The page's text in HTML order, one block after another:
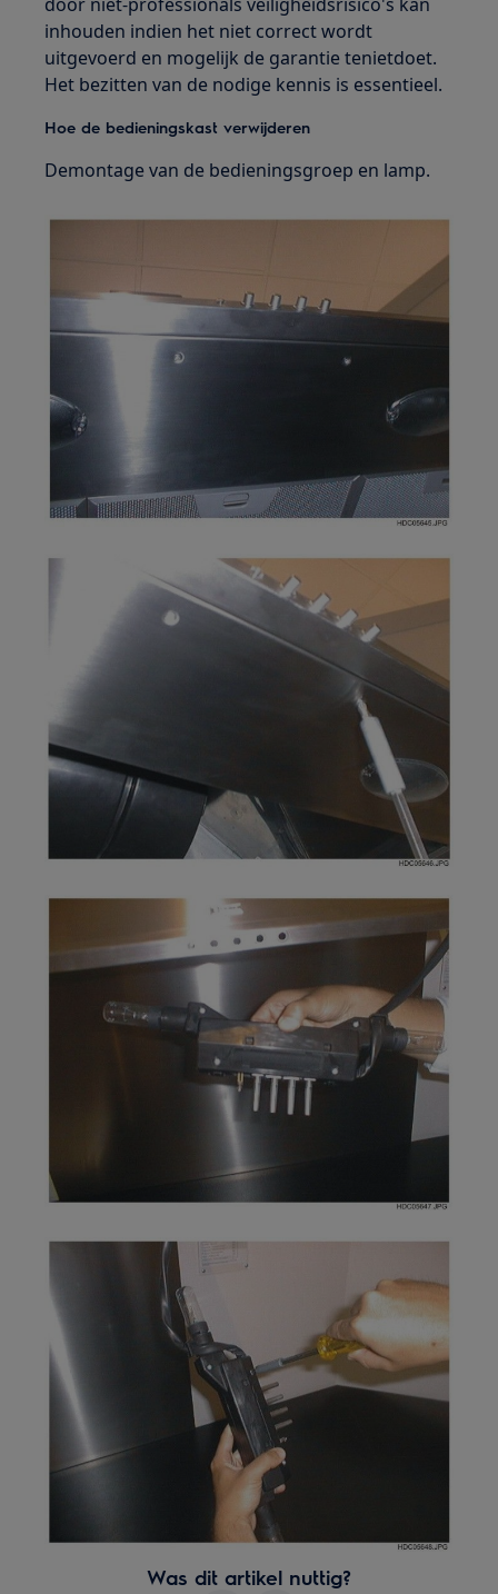
inhouden indien het niet correct wordt
uitgevoerd en mogelijk de garantie tenietdoet.
Het bezitten van de nodige kennis is essentieel.
Hoe de bedieningskast verwijderen
Demontage van de bedieningsgroep en lamp.
Was dit artikel nuttig?